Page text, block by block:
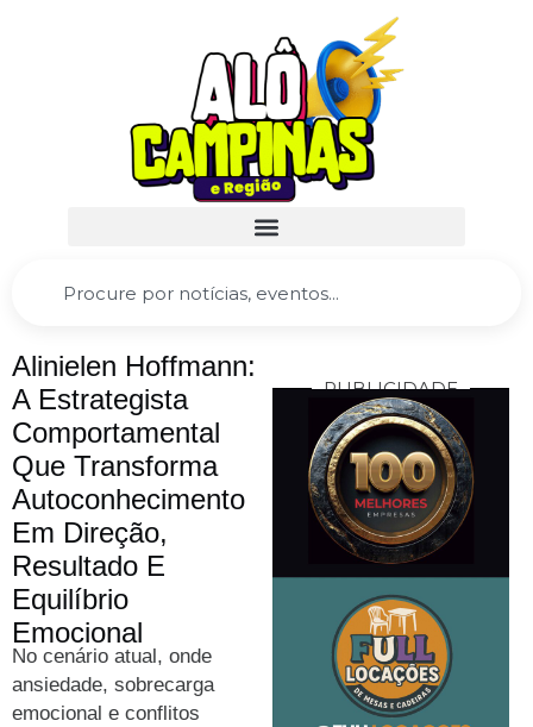
Alinielen Hoffmann:
A Estrategista
Comportamental
Que Transforma
Autoconhecimento
Em Direção,
Resultado E
Equilíbrio
Emocional
No cenário atual, onde
ansiedade, sobrecarga
emocional e conflitos
PUBLICIDADE